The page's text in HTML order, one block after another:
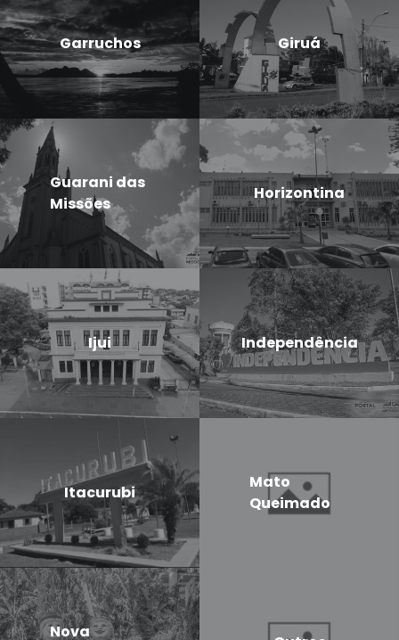
Garruchos Giruá
Guarani das
Missões
Horizontina
Ijui Independência
Itacurubi
Mato
Queimado
Nova